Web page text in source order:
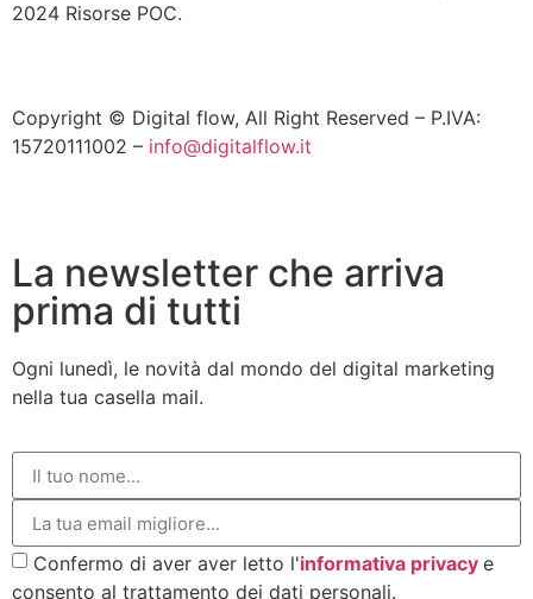
2024 Risorse POC.
Copyright © Digital flow, All Right Reserved – P.IVA:
15720111002 – info@digitalflow.it
La newsletter che arriva
prima di tutti
Ogni lunedì, le novità dal mondo del digital marketing
nella tua casella mail.
Confermo di aver aver letto l'informativa privacy e
consento al trattamento dei dati personali.